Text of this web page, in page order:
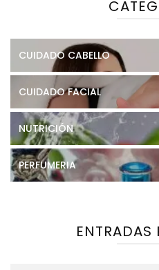
CUIDADO CABELLO
CUIDADO FACIAL
NUTRICIÓN
PERFUMERIA
ENTRADAS